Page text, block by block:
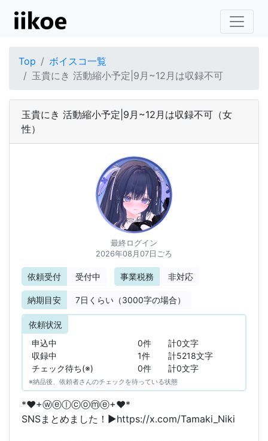
Top
ボイスコ一覧
玉貴にき 活動縮小予定|9月~12月は収録不可
玉貴にき 活動縮小予定|9月~12月は収録不可 （女
性）
最終ログイン
2026年08月07日ごろ
依頼受付 受付中 事業税務 非対応
納期目安 7日くらい（3000字の場合）
依頼状況
申込中
0件
計0文字
収録中
1件
計5218文字
チェック待ち(※)
0件 計0文字
※納品後、依頼者さんのチェックを待っている状態
*♥+ⓦⓔⓛⓒⓞⓜⓔ+♥*
SNSまとめました！▶https://x.com/Tamaki_Niki